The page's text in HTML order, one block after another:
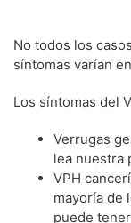
No todos los
síntomas varían
Los síntomas del
Verrugas
lea nuestra
VPH
mayoría de
puede